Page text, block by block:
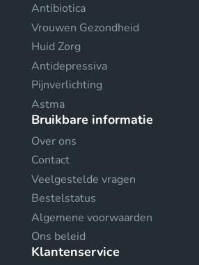
Antibiotica
Vrouwen Gezondheid
Huid Zorg
Antidepressiva
Pijnverlichting
Astma
Bruikbare informatie
Over ons
Contact
Veelgestelde vragen
Bestelstatus
Algemene voorwaarden
Ons beleid
Klantenservice